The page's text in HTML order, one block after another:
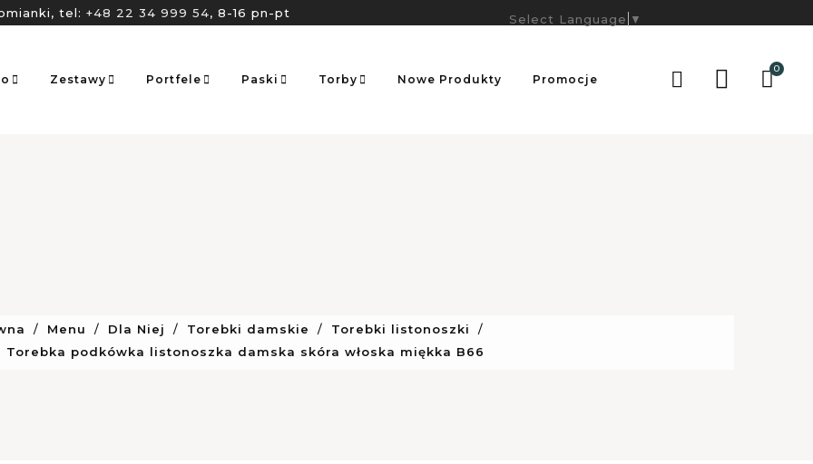
tel: +48 22 34 999 54, 8-16 pn-pt
0

Zestawy Portfele Paski Torby Nowe Produkty Promocje
Select Language ▼
Menu Dla Niej Torebki damskie
Torebki listonoszki
Torebka podkówka listonoszka damska skóra włoska miękka B66